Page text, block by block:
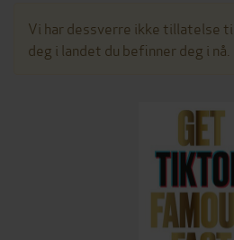
Vi har dessverre ikke tillatelse
deg i landet du befinner deg i nå.